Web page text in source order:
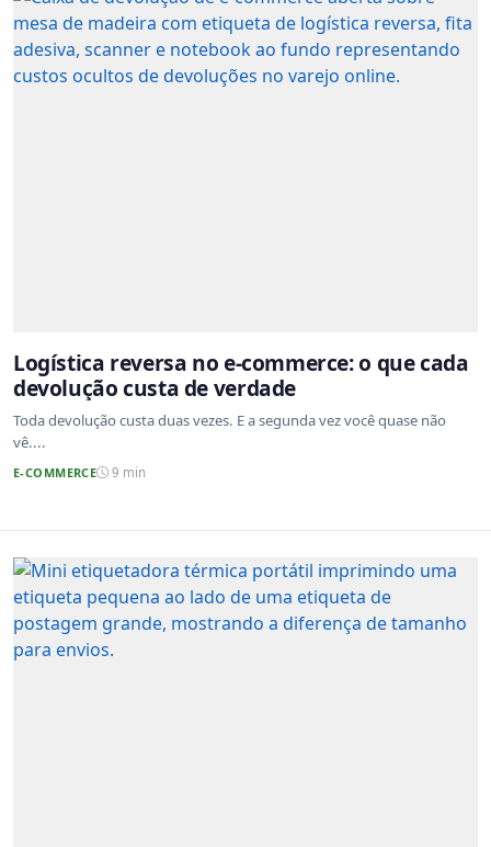
Logística reversa no e-commerce: o que cada
devolução custa de verdade
Toda devolução custa duas vezes. E a segunda vez você quase não
vê....
E-COMMERCE 9 min